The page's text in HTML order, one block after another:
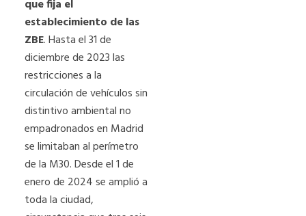
que fija el
establecimiento de las
ZBE. Hasta el 31 de
diciembre de 2023 las
restricciones a la
circulación de vehículos sin
distintivo ambiental no
empadronados en Madrid
se limitaban al perímetro
de la M30. Desde el 1 de
enero de 2024 se amplió a
toda la ciudad,